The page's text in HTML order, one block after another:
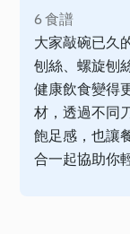
6 食譜
大家敲碗已久
刨絲、螺旋刨
健康飲食變得
材，透過不同
飽足感，也讓
合一起協助你